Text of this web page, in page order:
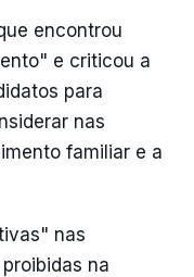
encontrou
e criticou a
para
nas
familiar e a
nas
na